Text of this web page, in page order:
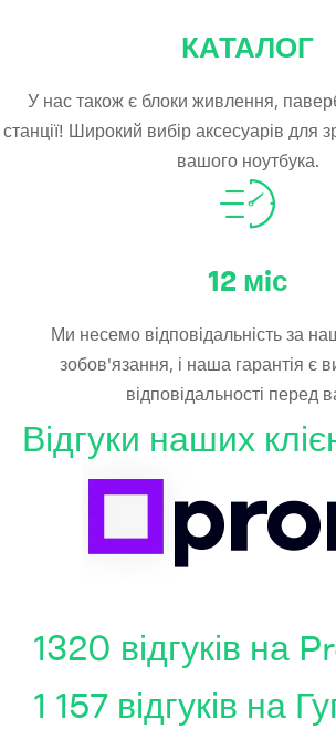
КАТАЛОГ
У нас також є блоки живлення,
станції! Широкий вибір аксесуарів для
вашого ноутбука.
12 мiс
Ми несемо відповідальність за
зобов'язання, і наша гарантія є
відповідальності перед
Відгуки наших
1320 відгуків на
1 157 відгуків на